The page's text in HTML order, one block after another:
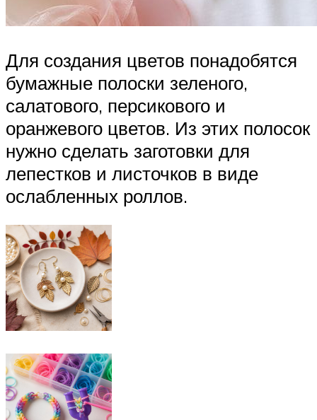
Для создания цветов понадобятся
бумажные полоски зеленого,
салатового, персикового и
оранжевого цветов. Из этих полосок
нужно сделать заготовки для
лепестков и листочков в виде
ослабленных роллов.